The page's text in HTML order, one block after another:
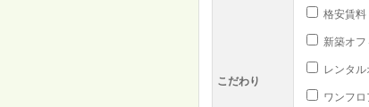
こだわり
格安賃料
新築オフ
レンタ
ワンフ